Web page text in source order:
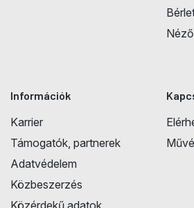
Információk
Karrier
Támogatók, partnerek
Adatvédelem
Közbeszerzés
Közérdekű adatok